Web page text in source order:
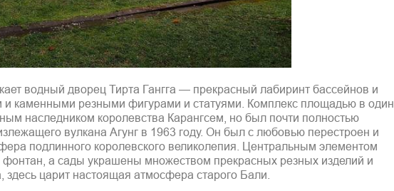
водный дворец Тирта Гангга — прекрасный лабиринт бассейнов и
каменными резными фигурами и статуями. Комплекс площадью в один
наследником королевства Карангсем, но был почти полностью
вулкана Агунг в 1963 году. Он был с любовью перестроен и
подлинного королевского великолепия. Центральным элементом
а сады украшены множеством прекрасных резных изделий и
здесь царит настоящая атмосфера старого Бали.